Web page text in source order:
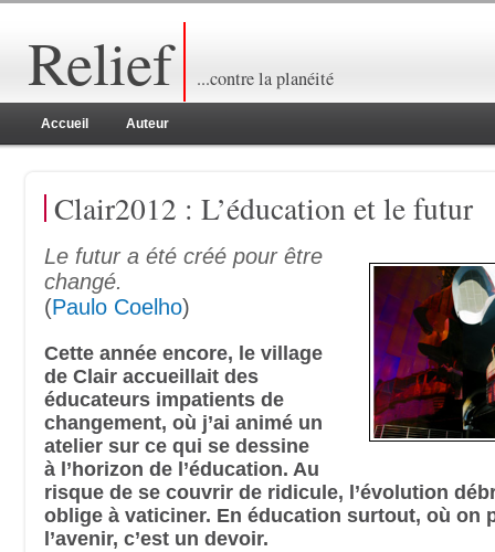
Relief ...contre la planéité
Accueil Auteur
Clair2012 : L’éducation et le futur
Le futur a été créé pour être
changé.
(Paulo Coelho)
Cette année encore, le village
de Clair accueillait des
éducateurs impatients de
changement, où j’ai animé un
atelier sur ce qui se dessine
à l’horizon de l’éducation. Au
risque de se couvrir de ridicule, l’évolution
oblige à vaticiner. En éducation surtout, où on
l’avenir, c’est un devoir.